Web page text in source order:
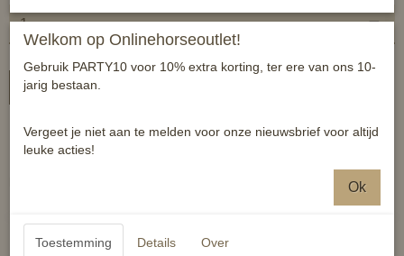
In winkelwagen
HB Holland showdeken going to Rio
Reacties
Welkom op Onlinehorseoutlet!
Gebruik PARTY10 voor 10% extra korting, ter ere van ons 10-
jarig bestaan.
Vergeet je niet aan te melden voor onze nieuwsbrief voor altijd
leuke acties!
Ok
Toestemming Details Over